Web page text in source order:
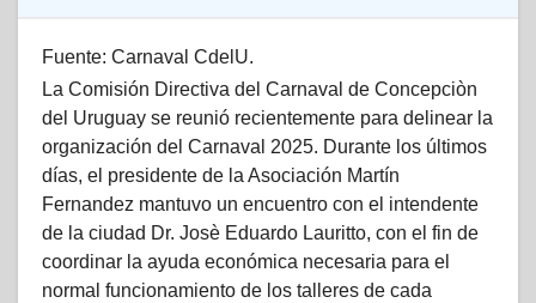
Fuente: Carnaval CdelU.
La Comisión Directiva del Carnaval de Concepciòn
del Uruguay se reunió recientemente para delinear la
organización del Carnaval 2025. Durante los últimos
días, el presidente de la Asociación Martín
Fernandez mantuvo un encuentro con el intendente
de la ciudad Dr. Josè Eduardo Lauritto, con el fin de
coordinar la ayuda económica necesaria para el
normal funcionamiento de los talleres de cada